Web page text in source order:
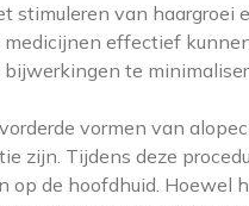
stimuleren van
effectief
te
vormen van
zijn. Tijdens deze
op de hoofdhuid.